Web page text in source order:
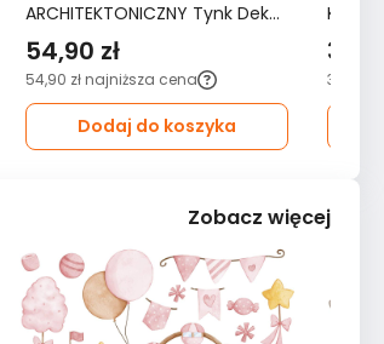
ARCHITEKTONICZNY Tynk Dekor
Ścienny Do Salonu 3D Wzór
Nowoczesny
54,90 zł
54,90 zł najniższa cena
Dodaj do koszyka
3D do
349,99
Zobacz więcej